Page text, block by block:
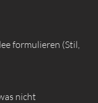
formulieren (Stil,
nicht